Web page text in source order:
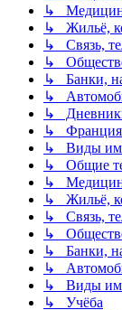
↳
↳ Жильё,
↳ Связь,
↳
↳ Банки,
↳
↳
↳ Франция
↳ Виды
↳ Общие
↳
↳ Жильё,
↳ Связь,
↳
↳ Банки,
↳
↳ Виды
↳ Учёба